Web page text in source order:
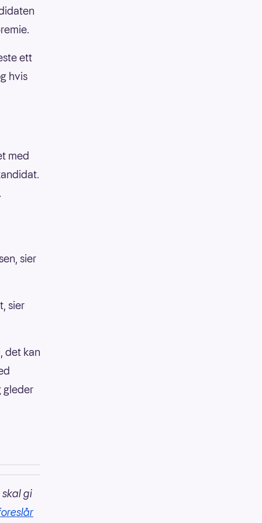
ett
hvis
med
sier
sier
det kan
gleder
gi